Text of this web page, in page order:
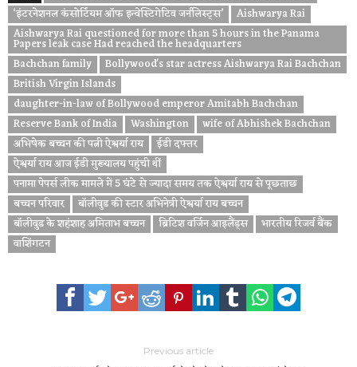
‘इंटरनेशनल कंसोर्टियम ऑफ इन्वेस्टिगेटिव जर्नलिस्ट्स’
Aishwarya Rai
Aishwarya Rai questioned for more than 5 hours in the Panama
Papers leak case Had reached the headquarters
Bachchan family
Bollywood's star actress Aishwarya Rai Bachchan
British Virgin Islands
daughter-in-law of Bollywood emperor Amitabh Bachchan
Reserve Bank of India
Washington
wife of Abhishek Bachchan
अभिषेक बच्चन की पत्नी ऐश्वर्या राय
ईडी दफ्तर
ऐश्वर्या राय आज ईडी मुख्यालय पहुंची थीं
पनामा पेपर्स लीक मामले में 5 घंटे से ज्यादा समय तक ऐश्वर्या राय से पूछताछ
बच्चन परिवार
बॉलीवुड की स्टार अभिनेत्री ऐश्वर्या राय बच्चन
बॉलीवुड के शहंशाह अमिताभ बच्चन
ब्रिटिश वर्जिन आइलैंड्स
भारतीय रिजर्व बैंक
वाशिंगटन
Previous article